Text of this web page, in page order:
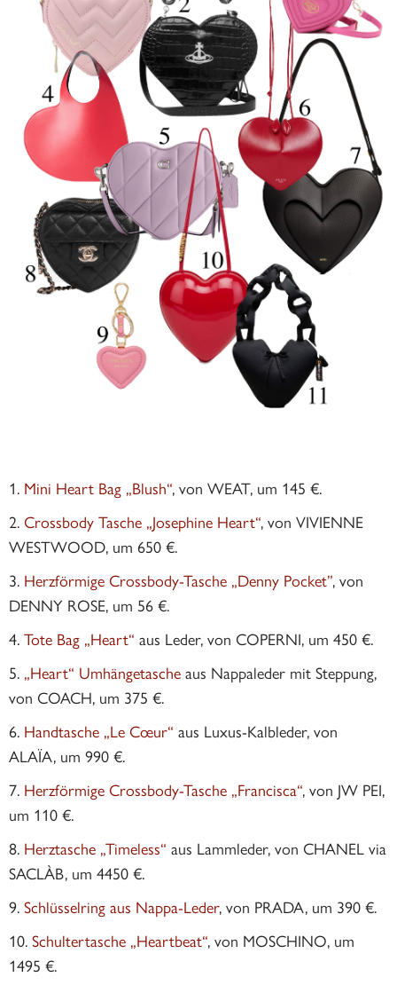
Mini Heart Bag „Blush“, von WEAT, um 145 €.
Crossbody Tasche „Josephine Heart“, von VIVIENNE
WESTWOOD, um 650 €.
Herzförmige Crossbody-Tasche „Denny Pocket”, von
DENNY ROSE, um 56 €.
Tote Bag „Heart“ aus Leder, von COPERNI, um 450 €.
„Heart“ Umhängetasche aus Nappaleder mit Steppung,
von COACH, um 375 €.
Handtasche „Le Cœur“ aus Luxus-Kalbleder, von
ALAÏA, um 990 €.
Herzförmige Crossbody-Tasche „Francisca“, von JW PEI,
um 110 €.
Herztasche „Timeless“ aus Lammleder, von CHANEL via
SACLÀB, um 4450 €.
Schlüsselring aus Nappa-Leder, von PRADA, um 390 €.
Schultertasche „Heartbeat“, von MOSCHINO, um
1495 €.